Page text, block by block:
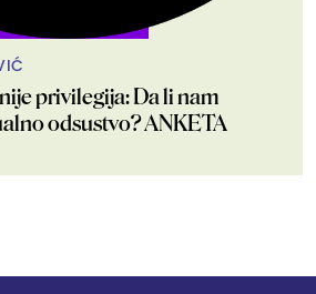
privilegija: Da li nam
odsustvo? ANKETA